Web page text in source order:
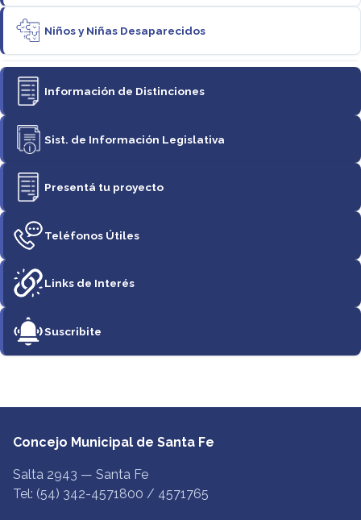
Niños y Niñas Desaparecidos
Información de Distinciones
Sist. de Información Legislativa
Presentá tu proyecto
Teléfonos Útiles
Links de Interés
Suscribite
Concejo Municipal de Santa Fe
Salta 2943 — Santa Fe
Tel: (54) 342-4571800 / 4571765